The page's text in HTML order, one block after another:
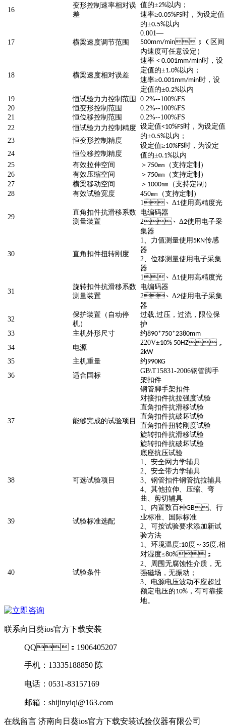
16
变形控制速率相对误
差
值的±2%以内；
速率≥0.05%FS时，为设定值
的±0.5%以内
17 横梁速度调节范围
0.001—
500mm/min；（区间
内速度可任意设定）
18 横梁速度相对误差
速率< 0.001mm/min时，设
定值的±1.0%以内；
速率≥0.001mm/min时，设
定值的±0.2%以内
19
恒试验力力控制范围
0.2%--100%FS
20
恒变形控制范围
0.2%--100%FS
21
恒位移控制范围
0.2%--100%FS
22
恒试验力力控制精度 设定值<10%FS时，为设定值
的±0.5%以内；
设定值≥10%FS时，为设定
值的±0.1%以内
23
恒变形控制精度
24
恒位移控制精度
25
有效拉伸空间 ＞750㎜（支持定制）
26
有效压缩空间 ＞750㎜（支持定制）
27
横梁移动空间 ＞ 1000㎜（支持定制）
28
有效试验宽度 450㎜（支持定制）
29
直角扣件抗滑移系数
测量装置
1、Δ1使用高精度光
电编码器
2、Δ2使用电子采
集器
30 直角扣件扭转刚度
1 、力值测量使用 5KN传感
器
2 、位移测量使用电子采集
器
31
旋转扣件抗滑移系数
测量装置
1、Δ1使用高精度光
电编码器
2、Δ2使用电子采集
器
32
保护装置（自动停
机）
过载,过压，过流，限位保
护
33
主机外形尺寸 约890*750*2380mm
34
电源
220V±10% 50HZ，
2kW
35
主机重量 约990KG
36
适合国标
GB\T15831-2006钢管脚手
架扣件
37 能够完成的试验项目
钢管脚手架扣件
对接扣件抗拉强度试验
直角扣件抗滑移试验
直角扣件抗破坏试验
直角扣件扭转刚度试验
旋转扣件抗滑移试验
旋转扣件抗破坏试验
底座抗压试验
38 可选试验项目
1
、安全网力学辅具
2 、安全带力学辅具
3 、钢管扣件钢管抗拉辅具
4 、其他拉伸、压缩、弯
曲、剪切辅具
39 试验标准选配
1 、内置数百种GB、行
业标准、国际标准
2 、可按试验要求添加新试
验方法
40 试验条件
1 、环境温度:10度～ 35度,相
对湿度≤80%；
2 、周围无腐蚀性介质，无
强磁场，无振动；
3 、电源电压波动不应超过
额定电压的10% ，有可靠接
地。
联系向日葵ios官方下载安装
QQ：1906405207
手机：13335188850 陈
电话：0531-83157169
邮箱：shijinyiqi@163.com
在线留言 济南向日葵ios官方下载安装试验仪器有限公司